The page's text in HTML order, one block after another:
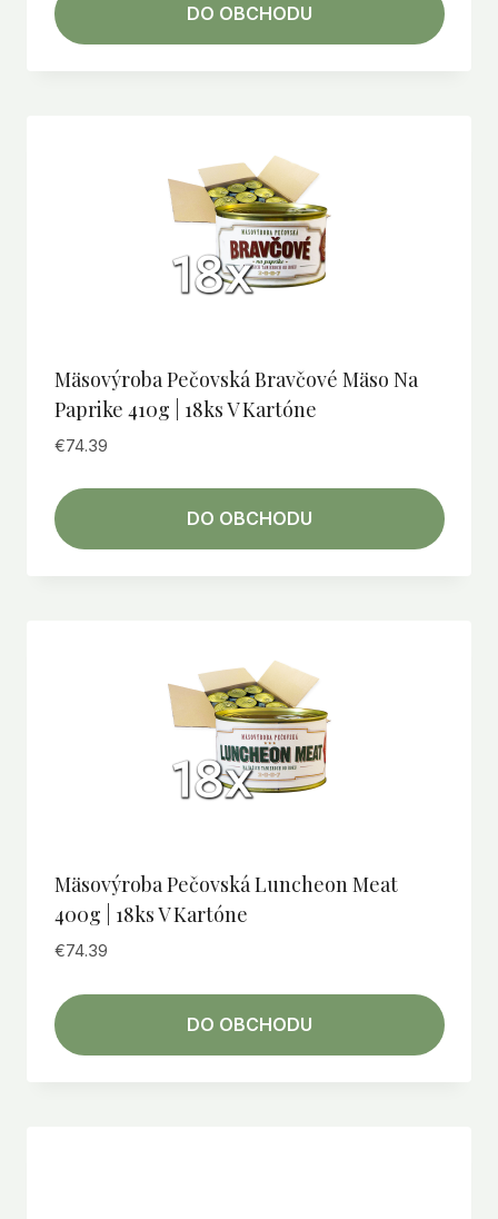
DO OBCHODU
Mäsovýroba Pečovská Bravčové Mäso Na
Paprike 410g | 18ks V Kartóne
€74.39
DO OBCHODU
Mäsovýroba Pečovská Luncheon Meat
400g | 18ks V Kartóne
€74.39
DO OBCHODU